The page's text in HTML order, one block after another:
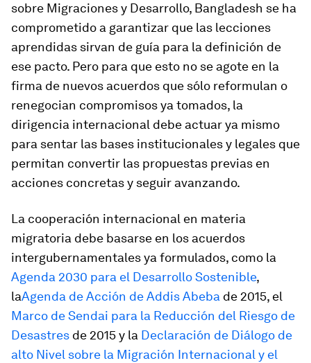
sobre Migraciones y Desarrollo, Bangladesh se ha
comprometido a garantizar que las lecciones
aprendidas sirvan de guía para la definición de
ese pacto. Pero para que esto no se agote en la
firma de nuevos acuerdos que sólo reformulan o
renegocian compromisos ya tomados, la
dirigencia internacional debe actuar ya mismo
para sentar las bases institucionales y legales que
permitan convertir las propuestas previas en
acciones concretas y seguir avanzando.
La cooperación internacional en materia
migratoria debe basarse en los acuerdos
intergubernamentales ya formulados, como la
Agenda 2030 para el Desarrollo Sostenible,
laAgenda de Acción de Addis Abeba de 2015, el
Marco de Sendai para la Reducción del Riesgo de
Desastres de 2015 y la Declaración de Diálogo de
alto Nivel sobre la Migración Internacional y el